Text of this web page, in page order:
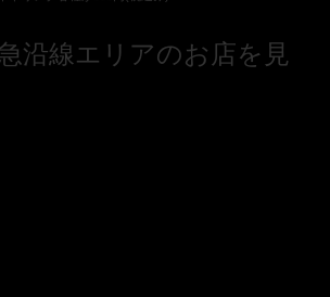
沿線エリアのお店を見